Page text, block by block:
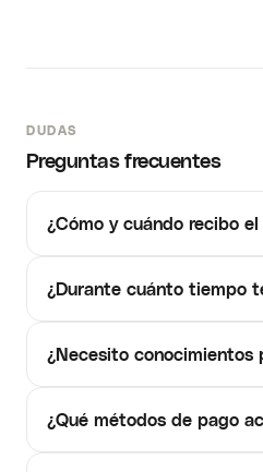
DUDAS
Preguntas frecuentes
¿Cómo y cuándo recibo el
¿Durante cuánto tiempo
¿Necesito conocimientos
¿Qué métodos de pago